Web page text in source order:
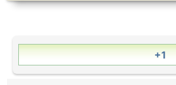
+1